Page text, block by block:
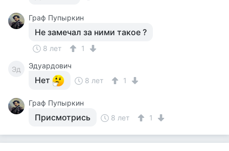
Граф Пупыркин
Не замечал за ними такое ?
8 лет 1
Эд Эдуардович
Нет 8 лет 1
Граф Пупыркин
Присмотрись 8 лет 1